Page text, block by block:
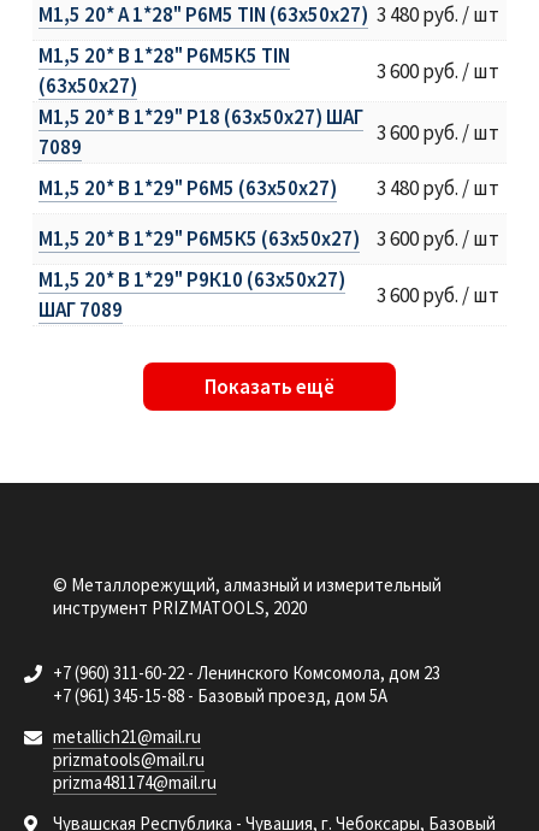
М1,5 20* A 1*28" Р6М5 TIN (63х50х27) 3 480 руб. / шт
М1,5 20* B 1*28" Р6М5К5 TIN
(63х50х27)
3 600 руб. / шт
М1,5 20* B 1*29" Р18 (63х50х27) ШАГ
7089
3 600 руб. / шт
М1,5 20* B 1*29" Р6М5 (63х50х27)
3 480 руб. / шт
М1,5 20* B 1*29" Р6М5К5 (63х50х27)
3 600 руб. / шт
М1,5 20* B 1*29" Р9К10 (63х50х27)
ШАГ 7089
3 600 руб. / шт
Показать ещё
© Металлорежущий, алмазный и измерительный
инструмент PRIZMATOOLS, 2020
+7 (960) 311-60-22 - Ленинского Комсомола, дом 23
+7 (961) 345-15-88 - Базовый проезд, дом 5А
metallich21@mail.ru
prizmatools@mail.ru
prizma481174@mail.ru
Чувашская Республика - Чувашия, г. Чебоксары, Базовый